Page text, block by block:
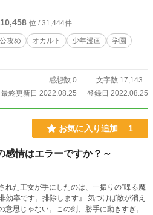
10,458 位 / 31,444件
攻め オカルト 少年漫画
学園
感想数 0
文字数 17,143
最終更新日 2022.08.25
登録日 2022.08.25
お気に入り追加 1
感情はエラーですか？～
れた王女が手にしたのは、一振りの”喋る魔
効率です。排除します』 気づけば敵が消え
意思じゃない。この剣、勝手に動きすぎ。